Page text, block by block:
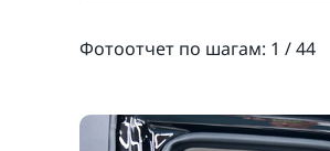
Фотоотчет по шагам: 1 /44